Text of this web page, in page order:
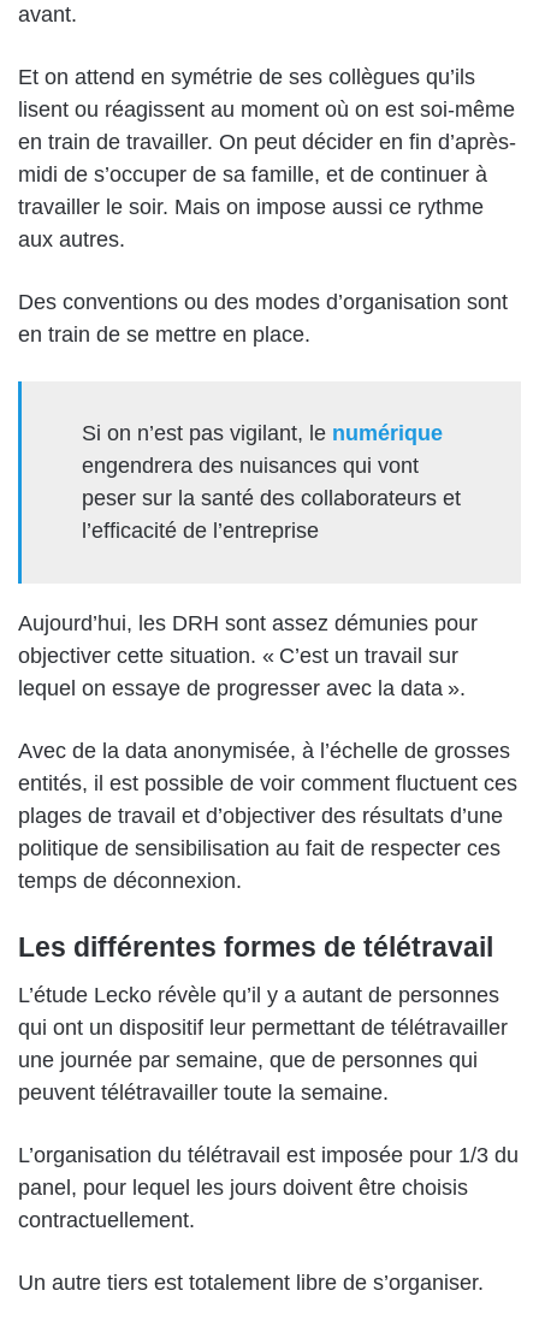
avant.
Et on attend en symétrie de ses collègues qu’ils
lisent ou réagissent au moment où on est soi-même
en train de travailler. On peut décider en fin d’après-
midi de s’occuper de sa famille, et de continuer à
travailler le soir. Mais on impose aussi ce rythme
aux autres.
Des conventions ou des modes d’organisation sont
en train de se mettre en place.
Si on n’est pas vigilant, le numérique
engendrera des nuisances qui vont
peser sur la santé des collaborateurs et
l’efficacité de l’entreprise
Aujourd’hui, les DRH sont assez démunies pour
objectiver cette situation. « C’est un travail sur
lequel on essaye de progresser avec la data ».
Avec de la data anonymisée, à l’échelle de grosses
entités, il est possible de voir comment fluctuent ces
plages de travail et d’objectiver des résultats d’une
politique de sensibilisation au fait de respecter ces
temps de déconnexion.
Les différentes formes de télétravail
L’étude Lecko révèle qu’il y a autant de personnes
qui ont un dispositif leur permettant de télétravailler
une journée par semaine, que de personnes qui
peuvent télétravailler toute la semaine.
L’organisation du télétravail est imposée pour 1/3 du
panel, pour lequel les jours doivent être choisis
contractuellement.
Un autre tiers est totalement libre de s’organiser.